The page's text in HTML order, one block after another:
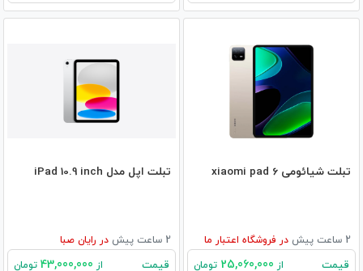
تبلت شیائومی xiaomi pad 6
2 ساعت پیش در فروشگاه اعتبار ما
قیمت از تومان
تبلت اپل مدل iPad 10.9 inch
2 ساعت پیش در رایان صبا
قیمت از تومان